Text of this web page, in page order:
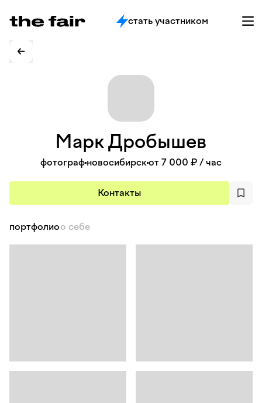
стать участником
МаркДробышев
фотограф новосибирскот 7 000 ₽ / час
Контакты
портфолиоо себе